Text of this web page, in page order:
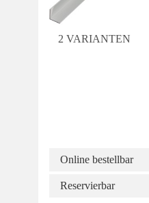
2 VARIANTEN
Online bestellbar
Reservierbar